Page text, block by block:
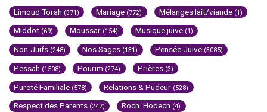
Limoud Torah (371) Mariage (772) Mélanges lait/viande (1)
Middot (69) Moussar (154) Musique juive (1)
Non-Juifs (248) Nos Sages (131) Pensée Juive (3085)
Pessah (1508) Pourim (274) Prières (3)
Pureté Familiale (578) Relations & Pudeur (528)
Respect des Parents (247) Roch 'Hodech (4)